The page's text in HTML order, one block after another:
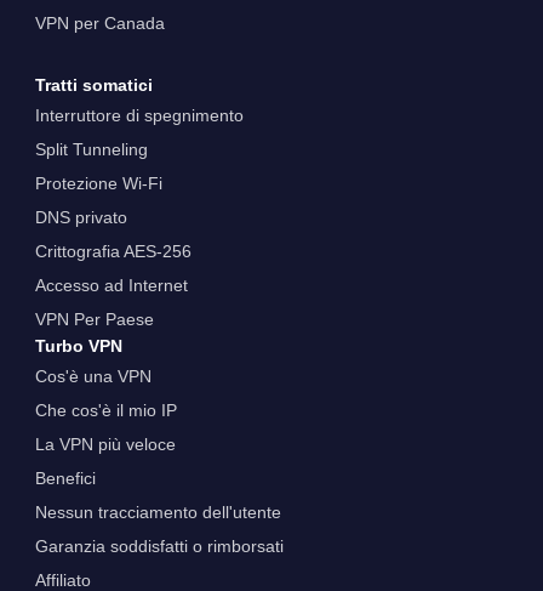
VPN per Canada
Tratti somatici
Interruttore di spegnimento
Split Tunneling
Protezione Wi-Fi
DNS privato
Crittografia AES-256
Accesso ad Internet
VPN Per Paese
Turbo VPN
Cos'è una VPN
Che cos'è il mio IP
La VPN più veloce
Benefici
Nessun tracciamento dell'utente
Garanzia soddisfatti o rimborsati
Affiliato